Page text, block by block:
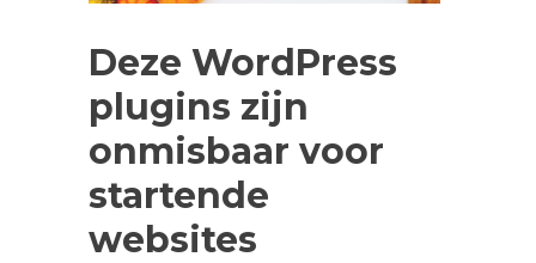
Deze WordPress
plugins zijn
onmisbaar voor
startende
websites